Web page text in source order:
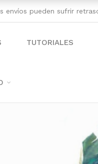
pueden sufrir
TUTORIALES